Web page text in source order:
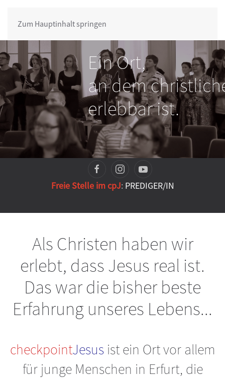
Zum Hauptinhalt springen
Ein Ort,
an dem
erlebbar ist.
Freie Stelle im cpJ: PREDIGER/IN
Als Christen haben wir
erlebt, dass Jesus real ist.
Das war die bisher beste
Erfahrung unseres Lebens...
checkpointJesusist ein Ort vor allem
für junge Menschen in Erfurt, die